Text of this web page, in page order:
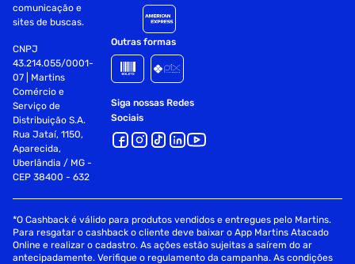
comunicação e
sites de buscas.
CNPJ
43.214.055/0001-
07 | Martins
Comércio e
Serviço de
Distribuição S.A.
Rua Jataí, 1150,
Aparecida,
Uberlândia / MG -
CEP 38400 - 632
Outras formas
Siga nossas Redes
Sociais
*O Cashback é válido para produtos vendidos e entregues pelo Martins.
Para resgatar o cashback o cliente deve baixar o App Martins Atacado
Online e realizar o cadastro. As ações estão sujeitas a saírem do ar
antecipadamente. Verifique o regulamento da campanha. As condições